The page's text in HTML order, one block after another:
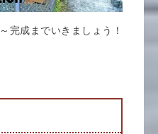
完成までいきましょう！